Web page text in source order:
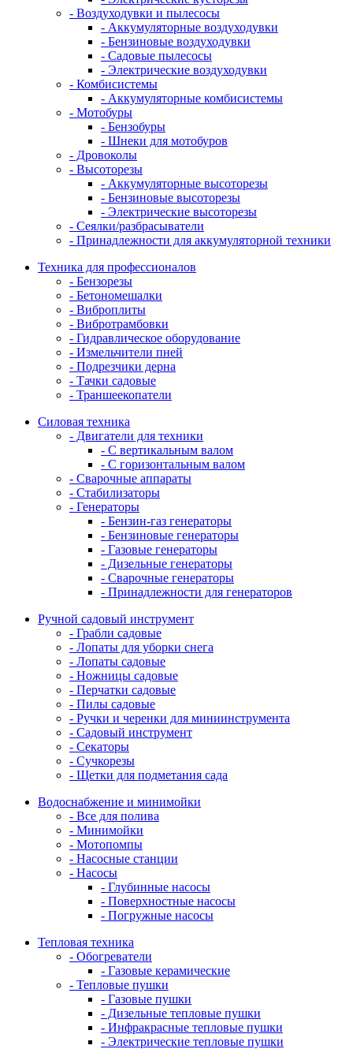
- Воздуходувки и пылесосы
- Аккумуляторные воздуходувки
- Бензиновые воздуходувки
- Садовые пылесосы
- Электрические воздуходувки
- Комбисистемы
- Аккумуляторные комбисистемы
- Мотобуры
- Бензобуры
- Шнеки для мотобуров
- Дровоколы
- Высоторезы
- Аккумуляторные высоторезы
- Бензиновые высоторезы
- Электрические высоторезы
- Сеялки/разбрасыватели
- Принадлежности для аккумуляторной техники
Техника для профессионалов
- Бензорезы
- Бетономешалки
- Виброплиты
- Вибротрамбовки
- Гидравлическое оборудование
- Измельчители пней
- Подрезчики дерна
- Тачки садовые
- Траншеекопатели
Силовая техника
- Двигатели для техники
- С вертикальным валом
- С горизонтальным валом
- Сварочные аппараты
- Стабилизаторы
- Генераторы
- Бензин-газ генераторы
- Бензиновые генераторы
- Газовые генераторы
- Дизельные генераторы
- Сварочные генераторы
- Принадлежности для генераторов
Ручной садовый инструмент
- Грабли садовые
- Лопаты для уборки снега
- Лопаты садовые
- Ножницы садовые
- Перчатки садовые
- Пилы садовые
- Ручки и черенки для миниинструмента
- Садовый инструмент
- Секаторы
- Сучкорезы
- Щетки для подметания сада
Водоснабжение и минимойки
- Все для полива
- Минимойки
- Мотопомпы
- Насосные станции
- Насосы
- Глубинные насосы
- Поверхностные насосы
- Погружные насосы
Тепловая техника
- Обогреватели
- Газовые керамические
- Тепловые пушки
- Газовые пушки
- Дизельные тепловые пушки
- Инфракрасные тепловые пушки
- Электрические тепловые пушки